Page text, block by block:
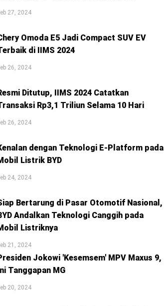
27, 2024
Omoda E5 Jadi Compact SUV EV
di IIMS 2024
26, 2024
Ditutup, IIMS 2024 Catatkan
Rp3,1 Triliun Selama 10 Hari
26, 2024
dengan Teknologi E-Platform pada
Listrik BYD
24, 2024
Bertarung di Pasar Otomotif Nasional,
Andalkan Teknologi Canggih pada
Listriknya
21, 2024
Jokowi 'Kesemsem' MPV Maxus 9,
Tanggapan MG
20, 2024